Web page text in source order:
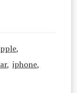
,
, iphone,